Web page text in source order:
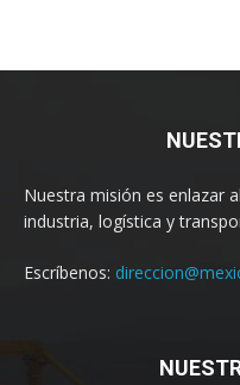
Nuestra misión es enlazar
industria, logística y
Escríbenos: